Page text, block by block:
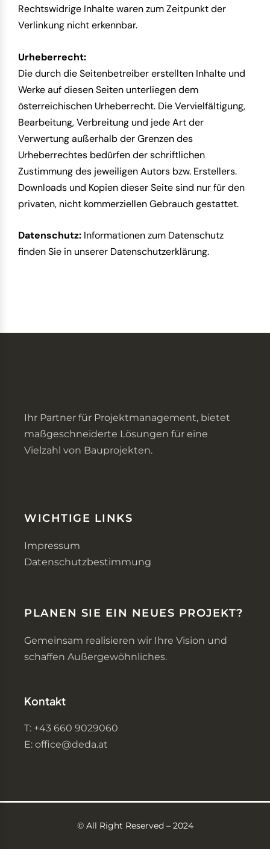
Rechtswidrige Inhalte waren zum Zeitpunkt der
Verlinkung nicht erkennbar.
Urheberrecht:
Die durch die Seitenbetreiber erstellten Inhalte und
Werke auf diesen Seiten unterliegen dem
österreichischen Urheberrecht. Die Vervielfältigung,
Bearbeitung, Verbreitung und jede Art der
Verwertung außerhalb der Grenzen des
Urheberrechtes bedürfen der schriftlichen
Zustimmung des jeweiligen Autors bzw. Erstellers.
Downloads und Kopien dieser Seite sind nur für den
privaten, nicht kommerziellen Gebrauch gestattet.
Datenschutz: Informationen zum Datenschutz
finden Sie in unserer Datenschutzerklärung.
Ihr Partner für Projektmanagement, bietet
maßgeschneiderte Lösungen für eine
Vielzahl von Bauprojekten.
WICHTIGE LINKS
Impressum
Datenschutzbestimmung
PLANEN SIE EIN NEUES PROJEKT?
Gemeinsam realisieren wir Ihre Vision und
schaffen Außergewöhnliches.
Kontakt
T: +43 660 9029060
E: office@deda.at
©️ All Right Reserved – 2024